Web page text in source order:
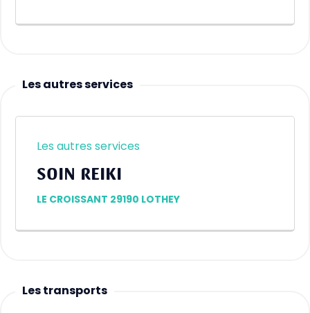
Les autres services
Les autres services
SOIN REIKI
LE CROISSANT 29190 LOTHEY
Les transports